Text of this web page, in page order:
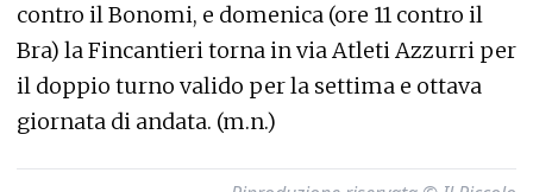
contro il Bonomi, e domenica (ore 11 contro il
Bra) la Fincantieri torna in via Atleti Azzurri per
il doppio turno valido per la settima e ottava
giornata di andata. (m.n.)